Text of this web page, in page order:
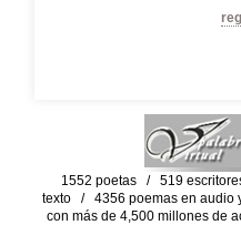
1552 poetas / 519
texto / 4356 poemas en audio
con más de 4,500 millones de